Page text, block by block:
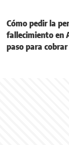
Cómo pedir la
fallecimiento en
paso para